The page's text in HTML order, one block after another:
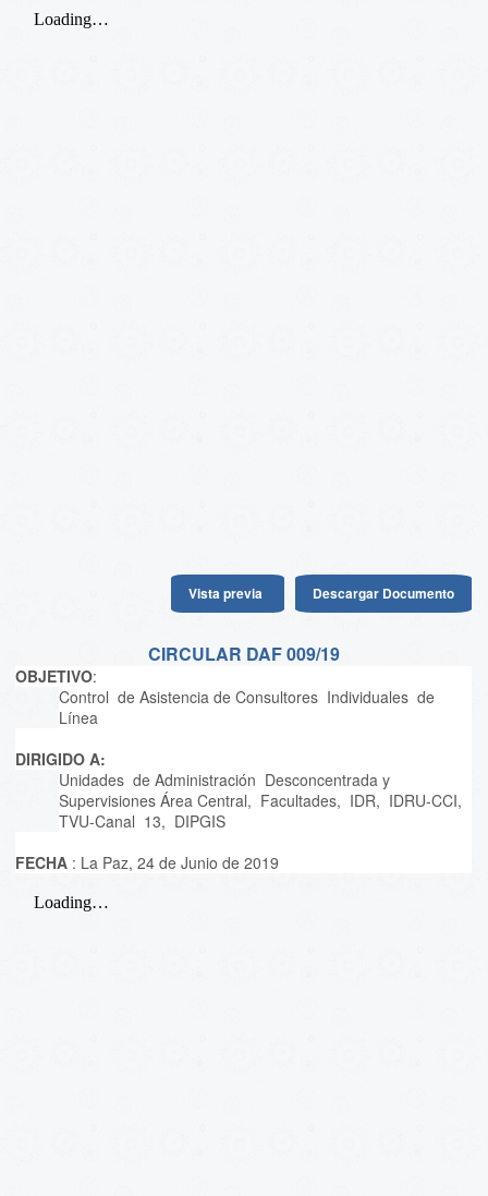
Vista previa Descargar Documento
CIRCULAR DAF 009/19
OBJETIVO:
Control de Asistencia de Consultores Individuales de
Línea
DIRIGIDO A:
Unidades de Administración Desconcentrada y
Supervisiones Área Central, Facultades, IDR, IDRU-CCI,
TVU-Canal 13, DIPGIS
FECHA : La Paz, 24 de Junio de 2019